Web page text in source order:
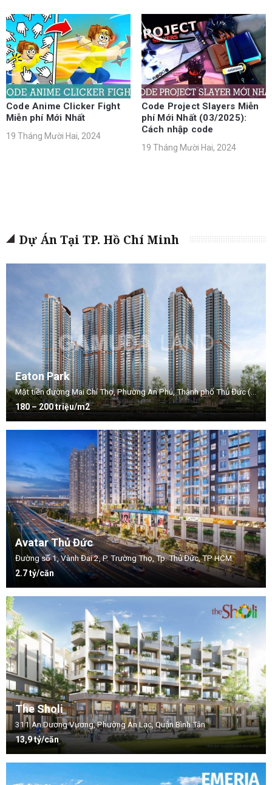
Code Anime Clicker Fight
Miễn phí Mới Nhất
19 Tháng Mười Hai, 2024
Code Project Slayers Miễn
phí Mới Nhất (03/2025):
Cách nhập code
19 Tháng Mười Hai, 2024
Dự Án Tại TP. Hồ Chí Minh
Eaton Park
Mặt tiền đường Mai Chí Thọ, Phường An Phú, Thành phố Thủ Đức (Quận 2 cũ), TP.HCM
180 – 200 triệu/m2
Avatar Thủ Đức
Đường số 1, Vành Đai 2, P. Trường Thọ, Tp. Thủ Đức, TP HCM
2.7 tỷ/căn
The Sholi
311 An Dương Vương, Phường An Lạc, Quận Bình Tân
13,9 tỷ/căn